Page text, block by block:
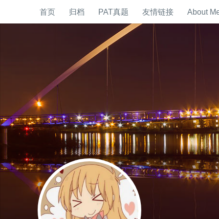
首页 归档 PAT真题 友情链接 About